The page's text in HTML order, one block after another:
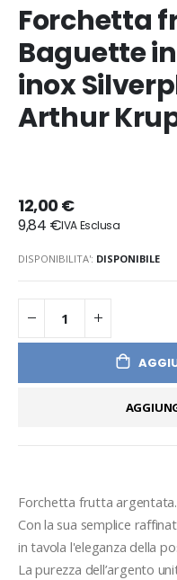
Forchetta
Baguette
inox
Arthur
12,00 €
9,84 €
DISPONIBILITA': DISPONIBILE
Forchetta frutta argentata.
Con la sua semplice
in tavola l'eleganza della
La purezza dell’argento